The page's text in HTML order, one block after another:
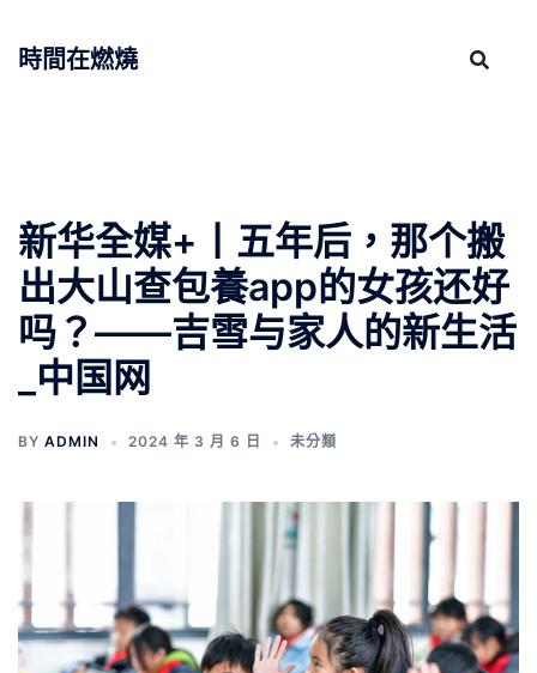
時間在燃燒
新华全媒+丨五年后，那个搬
出大山查包養app的女孩还好
吗？——吉雪与家人的新生活
_中国网
BY ADMIN 2024 年 3 月 6 日 未分類